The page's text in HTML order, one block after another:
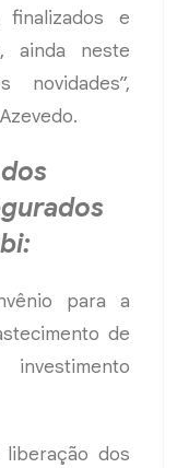
e
ainda neste
novidades”,
para a
de
liberação dos